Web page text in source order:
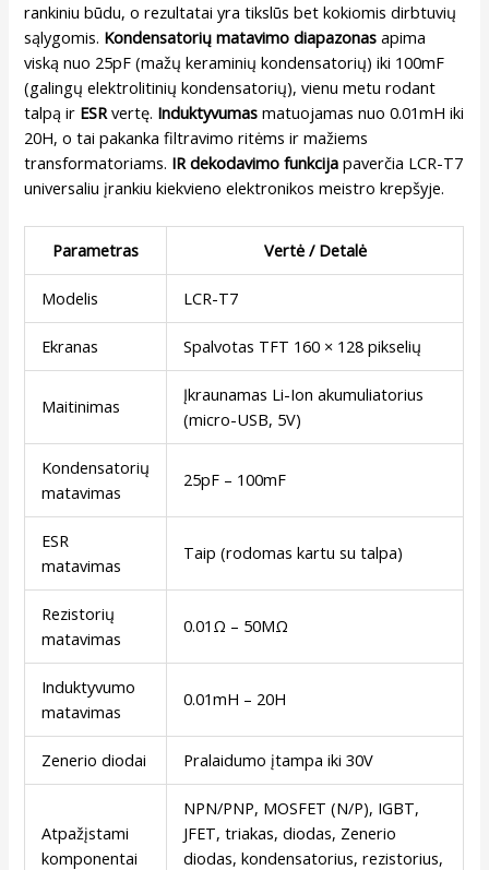
rankiniu būdu, o rezultatai yra tikslūs bet kokiomis dirbtuvių
sąlygomis. Kondensatorių matavimo diapazonas apima
viską nuo 25pF (mažų keraminių kondensatorių) iki 100mF
(galingų elektrolitinių kondensatorių), vienu metu rodant
talpą ir ESR vertę. Induktyvumas matuojamas nuo 0.01mH iki
20H, o tai pakanka filtravimo ritėms ir mažiems
transformatoriams. IR dekodavimo funkcija paverčia LCR-T7
universaliu įrankiu kiekvieno elektronikos meistro krepšyje.
Parametras Vertė / Detalė
Modelis LCR-T7
Ekranas Spalvotas TFT 160 × 128 pikselių
Maitinimas
Įkraunamas Li-Ion akumuliatorius
(micro-USB, 5V)
Kondensatorių
matavimas
25pF – 100mF
ESR
matavimas
Taip (rodomas kartu su talpa)
Rezistorių
matavimas
0.01Ω – 50MΩ
Induktyvumo
matavimas
0.01mH – 20H
Zenerio diodai Pralaidumo įtampa iki 30V
Atpažįstami
komponentai
NPN/PNP, MOSFET (N/P), IGBT,
JFET, triakas, diodas, Zenerio
diodas, kondensatorius, rezistorius,